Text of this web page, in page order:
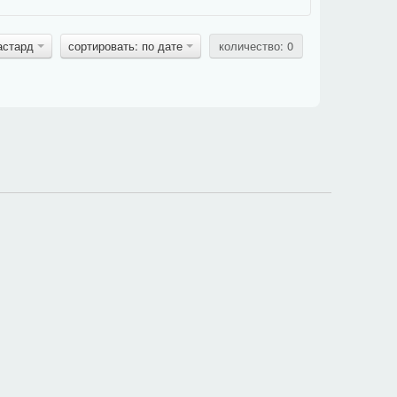
сортировать: по дате
количество: 0